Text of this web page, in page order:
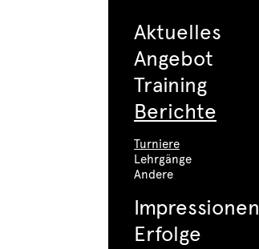
Aktuelles
Angebot
Training
Berichte
Turniere
Lehrgänge
Andere
Impressionen
Erfolge